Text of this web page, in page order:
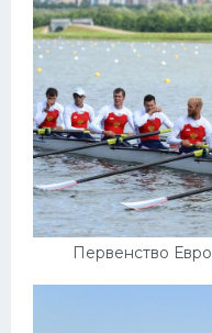
Первенство